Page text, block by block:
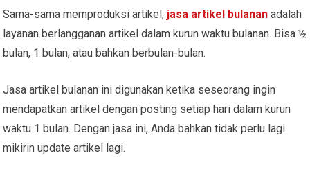
Sama-sama memproduksi artikel, jasa artikel bulanan adalah
layanan berlangganan artikel dalam kurun waktu bulanan. Bisa ½
bulan, 1 bulan, atau bahkan berbulan-bulan.
Jasa artikel bulanan ini digunakan ketika seseorang ingin
mendapatkan artikel dengan posting setiap hari dalam kurun
waktu 1 bulan. Dengan jasa ini, Anda bahkan tidak perlu lagi
mikirin update artikel lagi.